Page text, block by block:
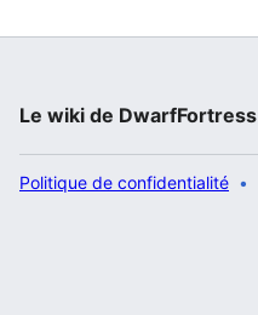
Le wiki de DwarfFortress
Politique de confidentialité